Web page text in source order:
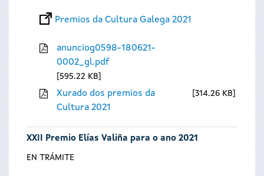
Premios da Cultura Galega 2021
anunciog0598-180621-
0002_gl.pdf
595.22 KB
Xurado dos premios da
Cultura 2021
314.26 KB
XXII Premio Elías Valiña para o ano 2021
EN TRÁMITE